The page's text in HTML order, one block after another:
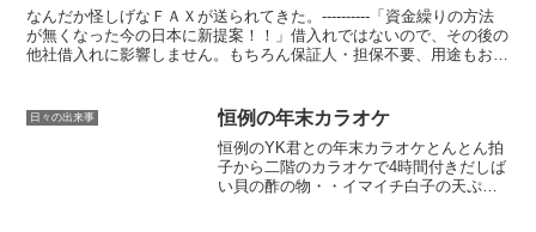
なんだか怪しげなＦＡＸが送られてきた。----------「資金繰りの方法
が無くなった今の日本に新提案！！」借入れではないので、その後の
他社借入れに影響しません。もちろん保証人・担保不要、用途もお客
日々の出来事 恒例の年末カラオケ
恒例のYK君との年末カラオケとんとん拍
子から二階のカラオケで4時間付きだしば
い貝の酢の物・・イマイチ白子の天ぷ